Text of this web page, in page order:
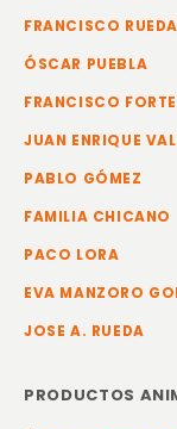
FRANCISCO RUEDA
ÓSCAR PUEBLA
FRANCISCO
JUAN ENRIQUE
PABLO GÓMEZ
FAMILIA CHICANO
PACO LORA
EVA MANZORO
JOSE A. RUEDA
PRODUCTOS